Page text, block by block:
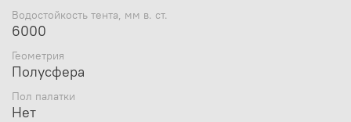
Водостойкость тента, мм в. ст.
6000
Геометрия
Полусфера
Пол палатки
Нет